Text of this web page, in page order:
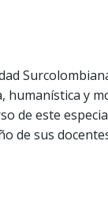
y
de este
de sus